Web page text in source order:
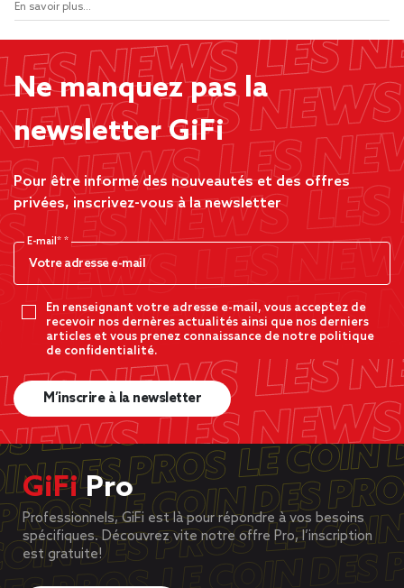
En savoir plus...
Ne manquez pas la
newsletter GiFi
Pour être informé des nouveautés et des offres
privées, inscrivez-vous à la newsletter
E-mail*
En renseignant votre adresse e-mail, vous acceptez de
recevoir nos dernères actualités ainsi que nos derniers
articles et vous prenez connaissance de notre politique
de confidentialité.
M’inscrire à la newsletter
GiFiPro
Professionnels, GiFi est là pour répondre à vos besoins
spécifiques. Découvrez vite notre offre Pro, l’inscription
est gratuite!